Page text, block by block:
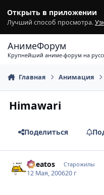
Открыть в приложении
Лучший способ просмотра.
АнимеФорум
Крупнейший аниме-форум на
Главная Анимация
Himawari
Поделиться
Cheatos Старожилы
12 Мая, 200620 г